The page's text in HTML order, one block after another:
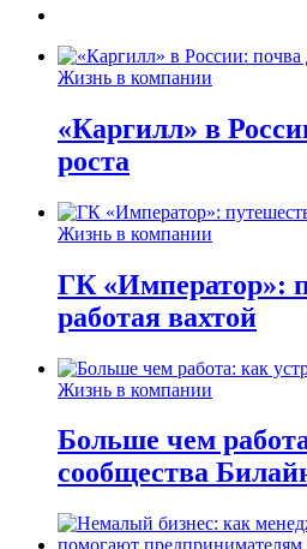
Жизнь в компании
«Каргилл» в
роста
Жизнь в компании
ГК «Император»:
работая вахтой
Жизнь в компании
Больше чем
сообщества